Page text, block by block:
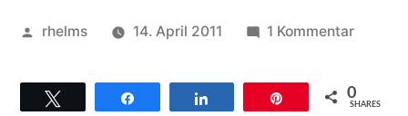
Veröffentlicht
rhelms 14. April 2011 1 Kommentarzu
0
SHARES